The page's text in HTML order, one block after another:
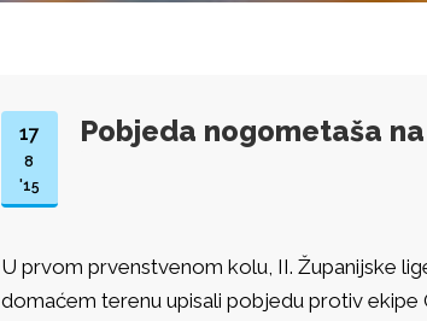
17
8
'15
Pobjeda nogometaša
U prvom prvenstvenom kolu, II. Županijske
domaćem terenu upisali pobjedu protiv